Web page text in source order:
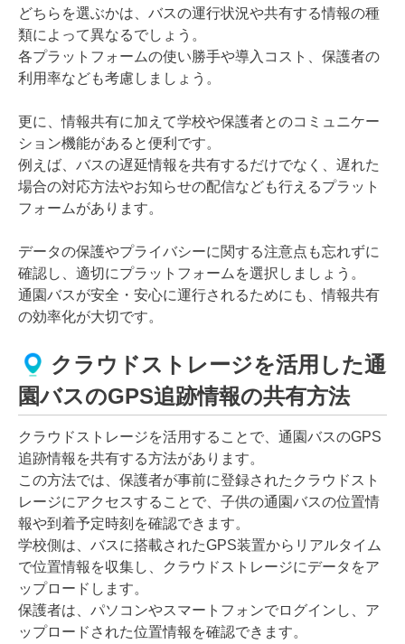
どちらを選ぶかは、バスの運行状況や共有する情報の種
類によって異なるでしょう。
各プラットフォームの使い勝手や導入コスト、保護者の
利用率なども考慮しましょう。
更に、情報共有に加えて学校や保護者とのコミュニケー
ション機能があると便利です。
例えば、バスの遅延情報を共有するだけでなく、遅れた
場合の対応方法やお知らせの配信なども行えるプラット
フォームがあります。
データの保護やプライバシーに関する注意点も忘れずに
確認し、適切にプラットフォームを選択しましょう。
通園バスが安全・安心に運行されるためにも、情報共有
の効率化が大切です。
クラウドストレージを活用した通
園バスのGPS追跡情報の共有方法
クラウドストレージを活用することで、通園バスのGPS
追跡情報を共有する方法があります。
この方法では、保護者が事前に登録されたクラウドスト
レージにアクセスすることで、子供の通園バスの位置情
報や到着予定時刻を確認できます。
学校側は、バスに搭載されたGPS装置からリアルタイム
で位置情報を収集し、クラウドストレージにデータをア
ップロードします。
保護者は、パソコンやスマートフォンでログインし、ア
ップロードされた位置情報を確認できます。